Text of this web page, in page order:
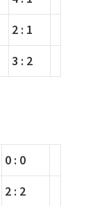
2 : 1
3 : 2
0 : 0
2 : 2